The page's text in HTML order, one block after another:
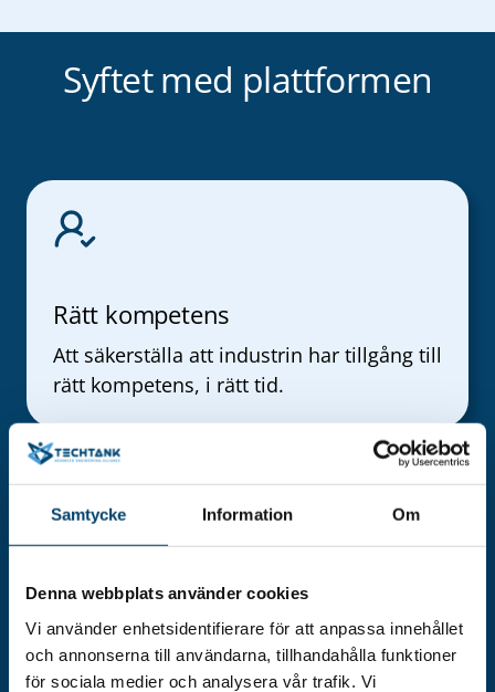
Samtycke Information Om
Denna webbplats använder cookies
Vi använder enhetsidentifierare för att anpassa innehållet
och annonserna till användarna, tillhandahålla funktioner
för sociala medier och analysera vår trafik. Vi
Syftet med plattformen
Rätt kompetens
Att säkerställa att industrin har tillgång till
rätt kompetens, i rätt tid.
Att skapa bättre matchning mellan
företagens behov och
utbildningsutbudet.